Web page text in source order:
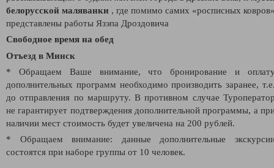
белорусской маляванки , где помимо самих «росписных
представлены работы Язэпа Дроздовича
Свободное время на обед
Отъезд в Минск
* Обращаем Ваше внимание, что бронирование и
дополнительных программ необходимо производить заранее,
до отправления по маршруту. В противном случае
не гарантирует подтверждения дополнительной программы, а
наличии мест стоимость будет увеличена на 200 рублей.
* Обращаем внимание: данные дополнительные
состоятся при наборе группы от 10 человек.